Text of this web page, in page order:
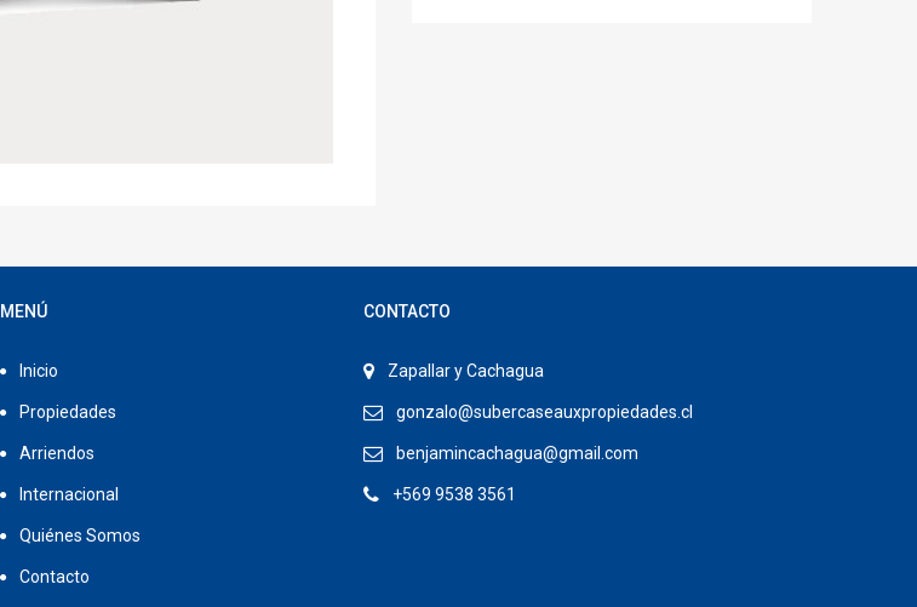
MENÚ
Inicio
Propiedades
Arriendos
Internacional
Quiénes Somos
Contacto
CONTACTO
Zapallar y Cachagua
gonzalo@subercaseauxpropiedades.cl
benjamincachagua@gmail.com
+569 9538 3561